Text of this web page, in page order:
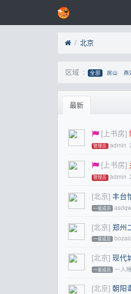
北京
区域 : 全部 房山 燕
最新
[上书房]
管理员 admin
[上书房]
管理员 admin
[北京] 丰台
一星成员
[北京] 郑州
一星成员
[北京] 现代
一星成员 一人
[北京] 朝阳